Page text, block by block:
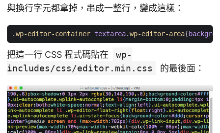
與換行字元都拿掉，串成一整行，變成這樣：
.wp-editor-container textarea.wp-editor-area{
把這一行 CSS 程式碼貼在
wp-
includes/css/editor.min.css
的最後面：